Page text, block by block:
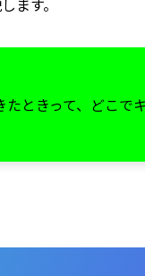
ます。
ときって、どこ